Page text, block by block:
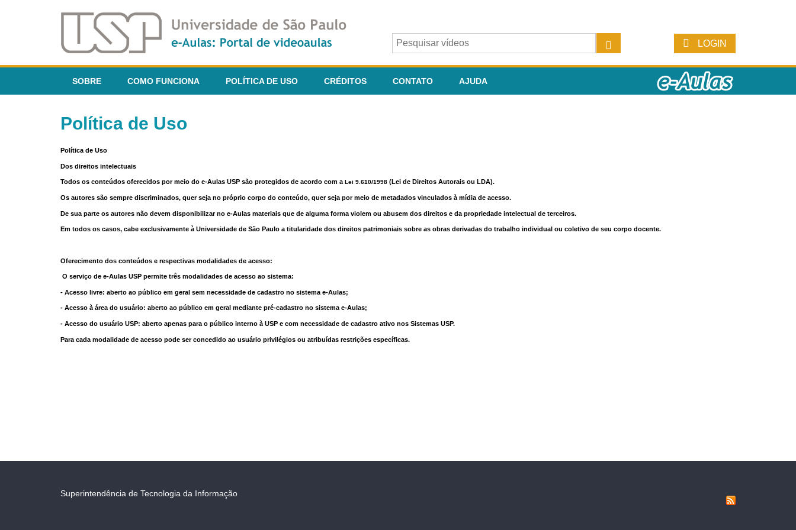
LOGIN
SOBRE COMO FUNCIONA POLÍTICA DE USO CRÉDITOS CONTATO AJUDA
Política de Uso
Política de Uso
Dos direitos intelectuais
Todos os conteúdos oferecidos por meio do e-Aulas USP são protegidos de acordo com a Lei 9.610/1998 (Lei de Direitos Autorais ou LDA).
Os autores são sempre discriminados, quer seja no próprio corpo do conteúdo, quer seja por meio de metadados vinculados à mídia de acesso.
De sua parte os autores não devem disponibilizar no e-Aulas materiais que de alguma forma violem ou abusem dos direitos e da propriedade intelectual de terceiros.
Em todos os casos, cabe exclusivamente à Universidade de São Paulo a titularidade dos direitos patrimoniais sobre as obras derivadas do trabalho individual ou coletivo de seu corpo docente.
Oferecimento dos conteúdos e respectivas modalidades de acesso:
O serviço de e-Aulas USP permite três modalidades de acesso ao sistema:
- Acesso livre: aberto ao público em geral sem necessidade de cadastro no sistema e-Aulas;
- Acesso à área do usuário: aberto ao público em geral mediante pré-cadastro no sistema e-Aulas;
- Acesso do usuário USP: aberto apenas para o público interno à USP e com necessidade de cadastro ativo nos Sistemas USP.
Para cada modalidade de acesso pode ser concedido ao usuário privilégios ou atribuídas restrições específicas.
Superintendência de Tecnologia da Informação